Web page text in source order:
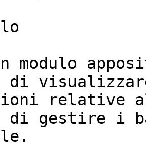
modulo
di
relative
di gestire i